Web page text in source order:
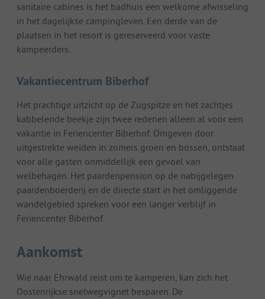
sanitaire cabines is het badhuis een welkome afwisseling
in het dagelijkse campingleven. Een derde van de
plaatsen in het resort is gereserveerd voor vaste
kampeerders.
Vakantiecentrum Biberhof
Het prachtige uitzicht op de Zugspitze en het zachtjes
kabbelende beekje zijn twee redenen alleen al voor een
vakantie in Feriencenter Biberhof. Omgeven door
uitgestrekte weiden in zomers groen en bossen, ontstaat
voor alle gasten onmiddellijk een gevoel van
welbehagen. Het paardenpension op de nabijgelegen
paardenboerderij en de directe start in het omliggende
wandelgebied spreken voor een langer verblijf in
Feriencenter Biberhof.
Aankomst
Wie naar Ehrwald reist om te kamperen, kan zich het
Oostenrijkse snelwegvignet besparen. De